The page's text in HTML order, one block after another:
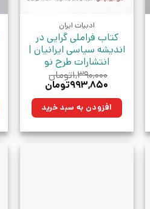
ادبیات ایران
کتاب فراملی گرایی در
اندیشه سیاسی ایرانیان |
انتشارات طرح نو
۱,۳۹۰,۰۰۰تومان
قیمت
۱,۳۹۰,۰۰۰تومان
بود.
۹۹۳,۸۵۰تومانقیمت
۹۹۳,۸۵۰تومان.افزودن به سبد خرید